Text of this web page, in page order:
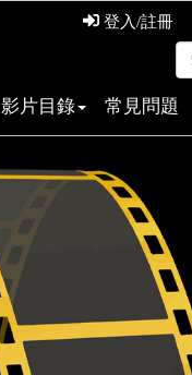
登入/註冊
影片目錄 常見問題